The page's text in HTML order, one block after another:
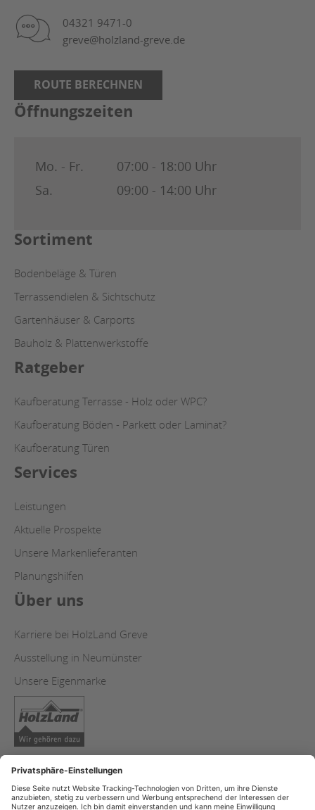
04321 9471-0
greve@holzland-greve.de
ROUTE BERECHNEN
Öffnungszeiten
Mo. - Fr.
07:00 - 18:00 Uhr
Sa.
09:00 - 14:00 Uhr
Sortiment
Bodenbeläge & Türen
Terrassendielen & Sichtschutz
Gartenhäuser & Carports
Bauholz & Plattenwerkstoffe
Ratgeber
Kaufberatung Terrasse - Holz oder WPC?
Kaufberatung Böden - Parkett oder Laminat?
Kaufberatung Türen
Services
Leistungen
Aktuelle Prospekte
Unsere Markenlieferanten
Planungshilfen
Über uns
Karriere bei HolzLand Greve
Ausstellung in Neumünster
Unsere Eigenmarke